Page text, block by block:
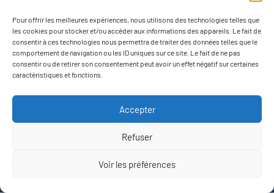
Pour offrir les meilleures expériences, nous utilisons des technologies telles que
les cookies pour stocker et/ou accéder aux informations des appareils. Le fait de
consentir à ces technologies nous permettra de traiter des données telles que le
comportement de navigation ou les ID uniques sur ce site. Le fait de ne pas
consentir ou de retirer son consentement peut avoir un effet négatif sur certaines
caractéristiques et fonctions.
Accepter
Refuser
Voir les préférences
L’alcool dans les mangas, avec ou sans modération ?
ChezOkazu Yuricon
Mon compte rendu de laY/Con 2023, en anglais s’il
WordPress Theme: Occasio by ThemeZee.